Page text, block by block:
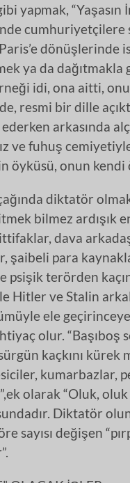
yapmak,
cumhuriyetçilere
ya da
idi, ona aitti,
resmi bir dille
arkasında
ve fuhuş
öyküsü, onun kendi
diktatör
bilmez ardışık
dava
şaibeli para
psişik terörden
Hitler ve Stalin
ele geçirinceye
olur.
kaçkını kürek
kumarbazlar,
olarak “Oluk,
Diktatör
sayısı değişen